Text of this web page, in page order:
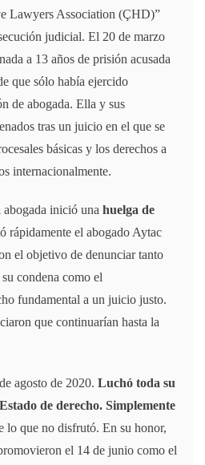
Lawyers Association (ÇHD)”
judicial. El 20 de marzo
a 13 años de prisión acusada
que sólo había ejercido
de abogada. Ella y sus
tras un juicio en el que se
básicas y los derechos a
internacionalmente.
inició una huelga de
rápidamente el abogado Aytac
el objetivo de denunciar tanto
condena como el
fundamental a un juicio justo.
que continuarían hasta la
agosto de 2020. Luchó toda su
de derecho. Simplemente
lo que no disfrutó. En su honor,
el 14 de junio como el